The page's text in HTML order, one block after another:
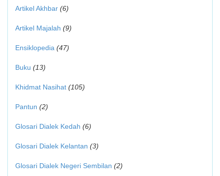
Artikel Akhbar (6)
Artikel Majalah (9)
Ensiklopedia (47)
Buku (13)
Khidmat Nasihat (105)
Pantun (2)
Glosari Dialek Kedah (6)
Glosari Dialek Kelantan (3)
Glosari Dialek Negeri Sembilan (2)